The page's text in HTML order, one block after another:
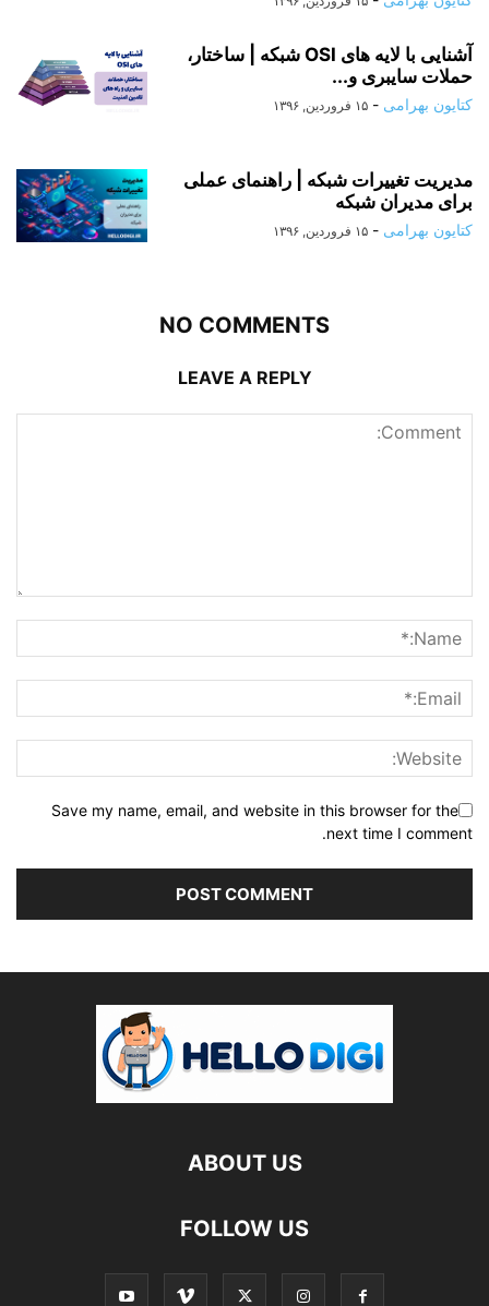
آشنایی با لایه های OSI شبکه | ساختار،
حملات سایبری و...
کتایون بهرامی - ۱۵ فروردین, ۱۳۹۶
مدیریت تغییرات شبکه | راهنمای عملی
برای مدیران شبکه
کتایون بهرامی - ۱۵ فروردین, ۱۳۹۶
NO COMMENTS
LEAVE A REPLY
Save my name, email, and website in this browser for the
next time I comment.
ABOUT US
FOLLOW US